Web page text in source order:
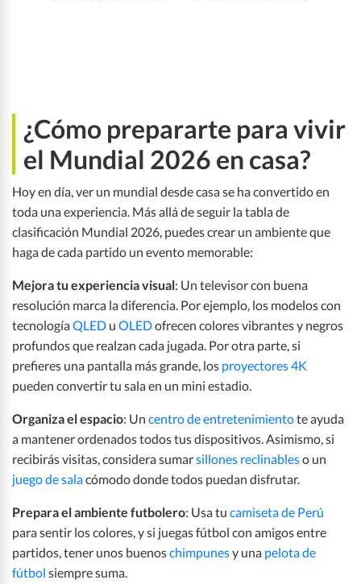
¿Cómo prepararte para vivir
el Mundial 2026 en casa?
Hoy en día, ver un mundial desde casa se ha convertido en
toda una experiencia. Más allá de seguir la tabla de
clasificación Mundial 2026, puedes crear un ambiente que
haga de cada partido un evento memorable:
Mejora tu experiencia visual: Un televisor con buena
resolución marca la diferencia. Por ejemplo, los modelos con
tecnologíaQLED u OLEDofrecen colores vibrantes y negros
profundos que realzan cada jugada. Por otra parte, si
prefieres una pantalla más grande, los proyectores 4K
pueden convertir tu sala en un mini estadio.
Organiza el espacio: Un centro de entretenimientote ayuda
a mantener ordenados todos tus dispositivos. Asimismo, si
recibirás visitas, considera sumarsillones reclinableso un
juego de salacómodo donde todos puedan disfrutar.
Prepara el ambiente futbolero: Usa tu camiseta de Perú
para sentir los colores, y si juegas fútbol con amigos entre
partidos, tener unos buenoschimpunesy una pelota de
fútbol siempre suma.